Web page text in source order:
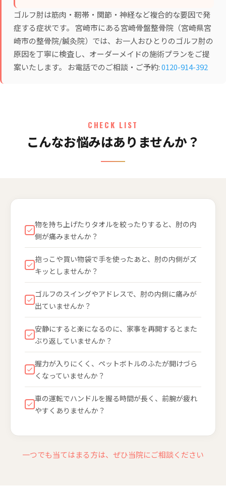
ゴルフ肘は筋肉・靭帯・関節・神経など複合的な要因で発
症する症状です。 宮崎市にある宮崎骨盤整骨院（宮崎県宮
崎市の整骨院/鍼灸院）では、お一人おひとりのゴルフ肘の
原因を丁寧に検査し、オーダーメイドの施術プランをご提
案いたします。 お電話でのご相談・ご予約:0120-914-392
CHECK LIST
こんなお悩みはありませんか？
物を持ち上げたりタオルを絞ったりすると、肘の内
側が痛みませんか？
抱っこや買い物袋で手を使ったあと、肘の内側がズ
キッとしませんか？
ゴルフのスイングやアドレスで、肘の内側に痛みが
出ていませんか？
安静にすると楽になるのに、家事を再開するとまた
ぶり返していませんか？
握力が入りにくく、ペットボトルのふたが開けづら
くなっていませんか？
車の運転でハンドルを握る時間が長く、前腕が疲れ
やすくありませんか？
一つでも当てはまる方は、ぜひ当院にご相談ください